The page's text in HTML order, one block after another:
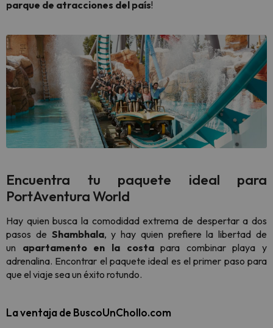
parque de atracciones del país!
Encuentra tu paquete ideal para
PortAventura World
Hay quien busca la comodidad extrema de despertar a dos
pasos de Shambhala, y hay quien prefiere la libertad de
un apartamento en la costapara combinar playa y
adrenalina. Encontrar el paquete ideal es el primer paso para
que el viaje sea un éxito rotundo.
La ventaja de BuscoUnChollo.com